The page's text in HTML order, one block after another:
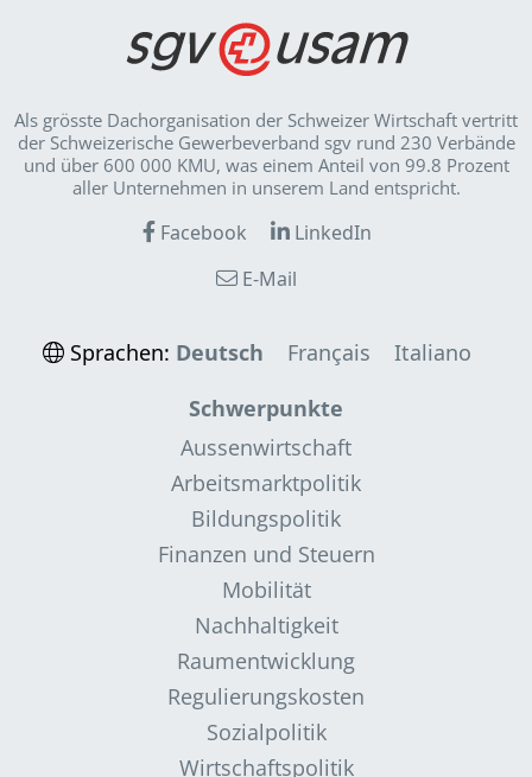
Als grösste Dachorganisation der Schweizer Wirt­schaft vertritt
der Schweizerische Gewerbeverband sgv rund 230 Verbände
und über 600 000 KMU, was einem Anteil von 99.8 Prozent
aller Unternehmen in unserem Land entspricht.
Facebook
LinkedIn
E-Mail
Sprachen: Deutsch Français
Italiano
Schwerpunkte
Aussenwirtschaft
Arbeitsmarktpolitik
Bildungspolitik
Finanzen und Steuern
Mobilität
Nachhaltigkeit
Raumentwicklung
Regulierungskosten
Sozialpolitik
Wirtschaftspolitik